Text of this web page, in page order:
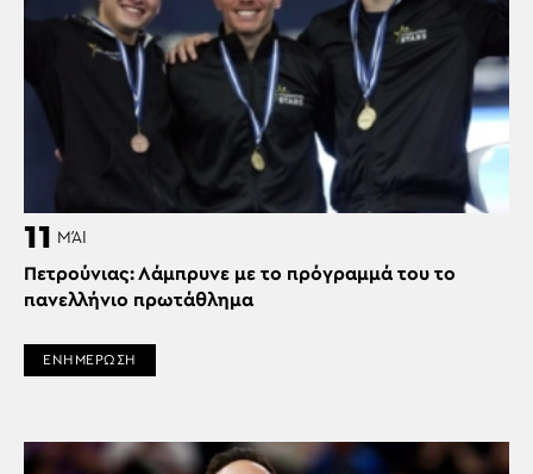
11 ΜΆΙ
Πετρούνιας: Λάμπρυνε με το πρόγραμμά του το
πανελλήνιο πρωτάθλημα
ΕΝΗΜΕΡΩΣΗ